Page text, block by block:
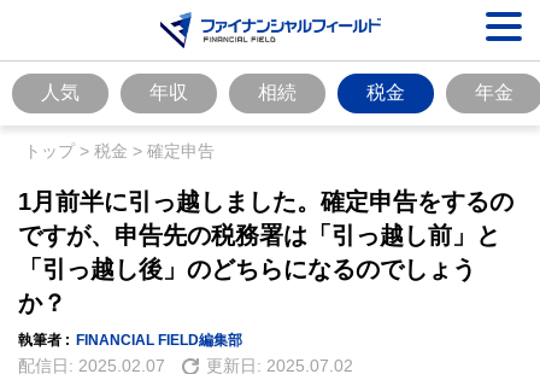
人気 年収 相続 税金 年金
トップ> 税金 > 確定申告
1月前半に引っ越しました。確定申告をするの
ですが、申告先の税務署は「引っ越し前」と
「引っ越し後」のどちらになるのでしょう
か？
執筆者 : FINANCIAL FIELD編集部
配信日: 2025.02.07 更新日: 2025.07.02